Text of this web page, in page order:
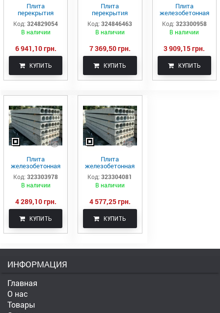
Плита
перекрытия
пустотная ПК 58-
10-8
Код: 324829054
В наличии
6 941,10 грн.
КУПИТЬ
Плита
перекрытия
пустотная ПК 61-
10-8
Код: 324846463
В наличии
7 369,50 грн.
КУПИТЬ
Плита
железобетонная
пустотная ПК 29-
12-8
Код: 323300958
В наличии
3 909,15 грн.
КУПИТЬ
Плита
железобетонная
пустотная ПК 33-
12-8
Код: 323303978
В наличии
4 289,10 грн.
КУПИТЬ
Плита
железобетонная
пустотная ПК 36-
12-8
Код: 323304081
В наличии
4 577,25 грн.
КУПИТЬ
ИНФОРМАЦИЯ
Главная
О нас
Товары